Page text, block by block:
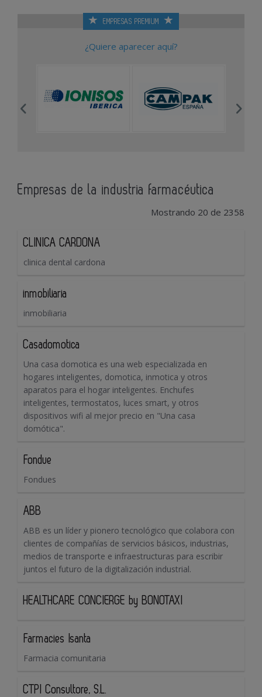
EMPRESAS PREMIUM
¿Quiere aparecer aquí?
Empresas de la industria farmacéutica
Mostrando 20 de 2358
CLINICA CARDONA
clinica dental cardona
inmobiliaria
inmobiliaria
Casadomotica
Una casa domotica es una web especializada en
hogares inteligentes, domotica, inmotica y otros
aparatos para el hogar inteligentes. Enchufes
inteligentes, termostatos, luces smart, y otros
dispositivos wifi al mejor precio en "Una casa
domótica".
Fondue
Fondues
ABB
ABB es un líder y pionero tecnológico que colabora con
clientes de compañías de servicios básicos, industrias,
medios de transporte e infraestructuras para escribir
juntos el futuro de la digitalización industrial.
HEALTHCARE CONCIERGE by BONOTAXI
Farmacies Isanta
Farmacia comunitaria
CTPI Consultore, S.L.